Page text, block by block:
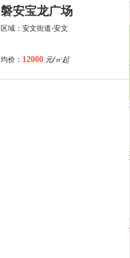
磐安宝龙广场
区域：安文街道-安文
均价： 12000 元/㎡起